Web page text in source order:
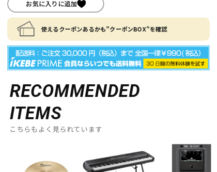
お気に入りに追加
使えるクーポンあるかも"クーポンBOX"を確認
RECOMMENDED
ITEMS
こちらもよく見られています